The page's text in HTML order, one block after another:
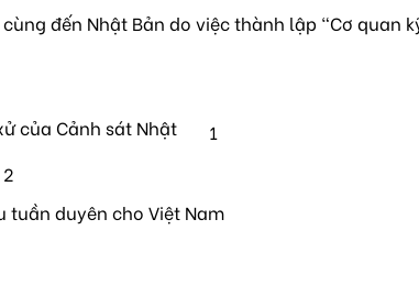
đến Nhật Bản do việc thành lập "Cơ quan
của Cảnh sát Nhật
1
2
tuần duyên cho Việt Nam